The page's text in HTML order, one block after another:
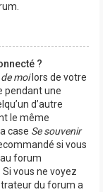
?
moilors de votre
pendant une
d’autre
le même
case Se souvenir
si vous
forum
vous ne voyez
du forum a